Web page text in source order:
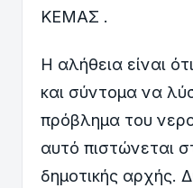
ΚΕΜΑΣ .
Η αλήθεια είναι
και σύντομα να
πρόβλημα του
αυτό πιστώνεται
δημοτικής αρχής.